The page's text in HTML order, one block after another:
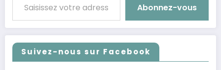
Abonnez-vous
Suivez-nous sur Facebook